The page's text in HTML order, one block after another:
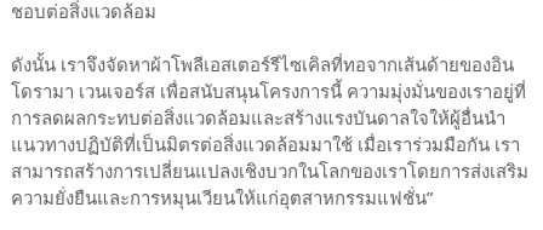
ชอบต่อสิ่งแวดล้อม
ดังนั้น เราจึงจัดหาผ้าโพลีเอสเตอร์รีไซเคิลที่ทอจากเส้นด้ายของอิน
โดรามา เวนเจอร์ส เพื่อสนับสนุนโครงการนี้ ความมุ่งมั่นของเราอยู่ที่
การลดผลกระทบต่อสิ่งแวดล้อมและสร้างแรงบันดาลใจให้ผู้อื่นนำ
แนวทางปฏิบัติที่เป็นมิตรต่อสิ่งแวดล้อมมาใช้ เมื่อเราร่วมมือกัน เรา
สามารถสร้างการเปลี่ยนแปลงเชิงบวกในโลกของเราโดยการส่งเสริม
ความยั่งยืนและการหมุนเวียนให้แก่อุตสาหกรรมแฟชั่น”